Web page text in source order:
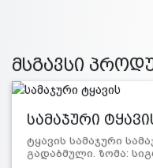
მსგავსი
სამაჯური
ტყავის სამაჯური
გადაბმული. ზომა: